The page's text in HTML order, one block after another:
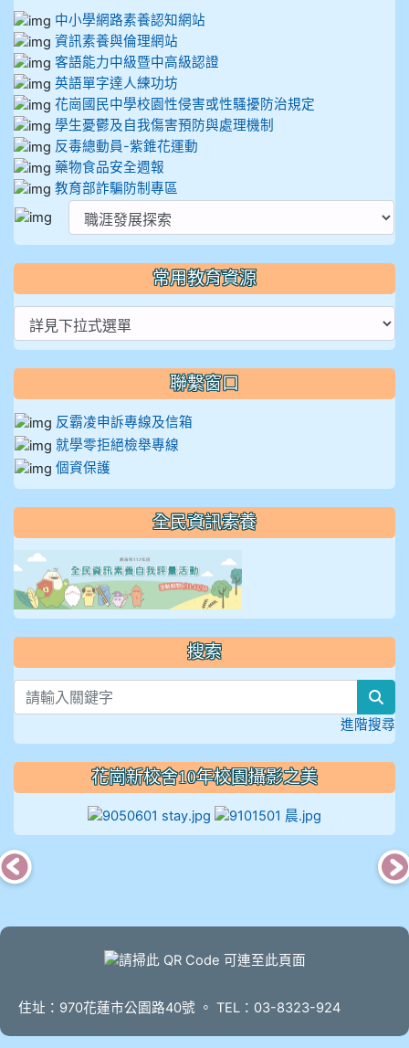
中小學網路素養認知網站
資訊素養與倫理網站
客語能力中級暨中高級認證
英語單字達人練功坊
花崗國民中學校園性侵害或性騷擾防治規定
學生憂鬱及自我傷害預防與處理機制
反毒總動員-紫錐花運動
藥物食品安全週報
教育部詐騙防制專區
常用教育資源
聯繫窗口
反霸凌申訴專線及信箱
就學零拒絕檢舉專線
個資保護
全民資訊素養
搜索
進階搜尋
花崗新校舍10年校園攝影之美
photo-626
住址：970花蓮市公園路40號 。 TEL：03-8323-924